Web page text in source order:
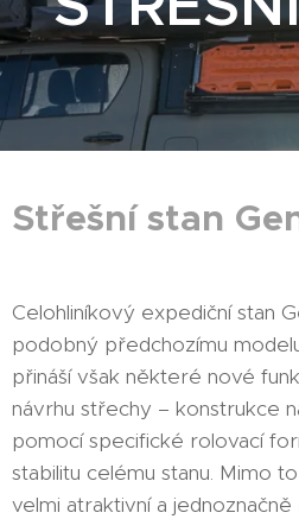
Střešní stan
Celohliníkový expediční stan
podobný předchozímu
přináší však některé nové
návrhu střechy – konstrukce
pomocí specifické rolovací
stabilitu celému stanu. Mimo
velmi atraktivní a